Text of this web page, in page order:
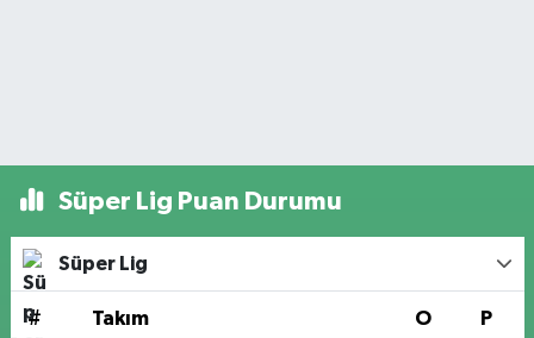
Süper Lig Puan Durumu
Süper Lig
# Takım O P